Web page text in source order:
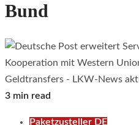
Bund
3 min read
Paketzusteller DE